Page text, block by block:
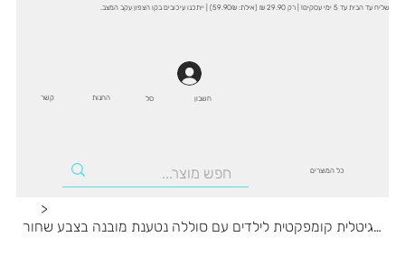
שליח עד הבית עד 5 ימי עסקים! | רק 29.90 ₪ (אילת: 59.90₪) | ייתכנו עיכובים בקו הצפון עקב המצב.
חשבון סל קשר החנות
כל המוצרים
>
מצלמה דיגיטלית קומפקטית לילדים עם סוללה נטענת מובנה בצבע שחור